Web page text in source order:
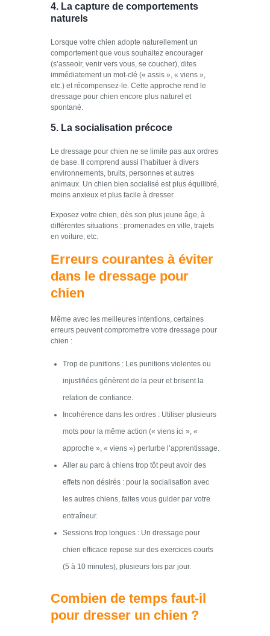
4. La capture de comportements
naturels
Lorsque votre chien adopte naturellement un
comportement que vous souhaitez encourager
(s’asseoir, venir vers vous, se coucher), dites
immédiatement un mot-clé (« assis », « viens »,
etc.) et récompensez-le. Cette approche rend le
dressage pour chien encore plus naturel et
spontané.
5. La socialisation précoce
Le dressage pour chien ne se limite pas aux ordres
de base. Il comprend aussi l’habituer à divers
environnements, bruits, personnes et autres
animaux. Un chien bien socialisé est plus équilibré,
moins anxieux et plus facile à dresser.
Exposez votre chien, dès son plus jeune âge, à
différentes situations : promenades en ville, trajets
en voiture, etc.
Erreurs courantes à éviter
dans le dressage pour
chien
Même avec les meilleures intentions, certaines
erreurs peuvent compromettre votre dressage pour
chien :
Trop de punitions : Les punitions violentes ou
injustifiées génèrent de la peur et brisent la
relation de confiance.
Incohérence dans les ordres : Utiliser plusieurs
mots pour la même action (« viens ici », «
approche », « viens ») perturbe l’apprentissage.
Aller au parc à chiens trop tôt peut avoir des
effets non désirés : pour la socialisation avec
les autres chiens, faites vous guider par votre
entraîneur.
Sessions trop longues : Un dressage pour
chien efficace repose sur des exercices courts
(5 à 10 minutes), plusieurs fois par jour.
Combien de temps faut-il
pour dresser un chien ?